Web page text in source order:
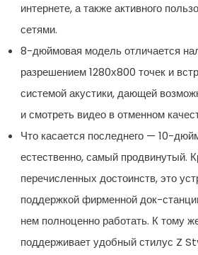
интернете, а также активного
сетями.
8-дюймовая модель отличается
разрешением 1280х800 точек и
системой акустики, дающей
и смотреть видео в отменном
Что касается последнего — 10-
естественно, самый продвинутый.
перечисленных достоинств, это
поддержкой фирменной док-
нем полноценно работать. К тому
поддерживает удобный стилус Z